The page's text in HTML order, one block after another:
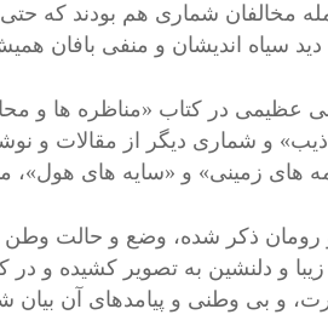
مخالفان شماری هم بودند که حتی
دید سیاه اندیشان و منفی بافان
عظیمی در کتاب «مناظره ها و
و شماری دیگر از مقالات و
های زمینی» و «سایه های هول»،
رومان ذکر شده، وضع و حالت وطن
و دلنشین به تصویر کشیده و
و بی وطنی و پیامدهای آن